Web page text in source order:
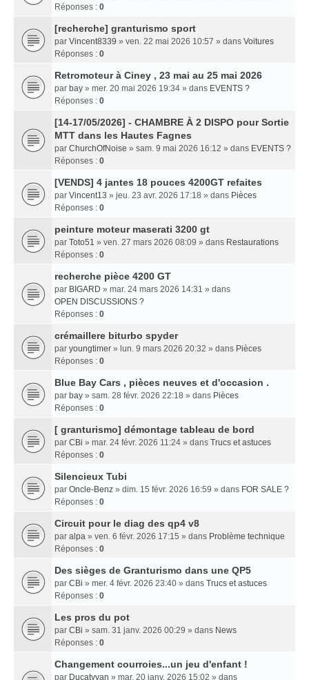
Réponses : 0
[recherche] granturismo sport
par Vincent8339 » ven. 22 mai 2026 10:57 » dans Voitures
Réponses : 0
Retromoteur à Ciney , 23 mai au 25 mai 2026
par bay » mer. 20 mai 2026 19:34 » dans EVENTS ?
Réponses : 0
[14-17/05/2026] - CHAMBRE À 2 DISPO pour Sortie
MTT dans les Hautes Fagnes
par ChurchOfNoise » sam. 9 mai 2026 16:12 » dans EVENTS ?
Réponses : 0
[VENDS] 4 jantes 18 pouces 4200GT refaites
par Vincent13 » jeu. 23 avr. 2026 17:18 » dans Pièces
Réponses : 0
peinture moteur maserati 3200 gt
par Toto51 » ven. 27 mars 2026 08:09 » dans Restaurations
Réponses : 0
recherche pièce 4200 GT
par BIGARD » mar. 24 mars 2026 14:31 » dans
OPEN DISCUSSIONS ?
Réponses : 0
crémaillere biturbo spyder
par youngtimer » lun. 9 mars 2026 20:32 » dans Pièces
Réponses : 0
Blue Bay Cars , pièces neuves et d'occasion .
par bay » sam. 28 févr. 2026 22:18 » dans Pièces
Réponses : 0
[ granturismo] démontage tableau de bord
par CBi » mar. 24 févr. 2026 11:24 » dans Trucs et astuces
Réponses : 0
Silencieux Tubi
par Oncle-Benz » dim. 15 févr. 2026 16:59 » dans FOR SALE ?
Réponses : 0
Circuit pour le diag des qp4 v8
par alpa » ven. 6 févr. 2026 17:15 » dans Problème technique
Réponses : 0
Des sièges de Granturismo dans une QP5
par CBi » mer. 4 févr. 2026 23:40 » dans Trucs et astuces
Réponses : 0
Les pros du pot
par CBi » sam. 31 janv. 2026 00:29 » dans News
Réponses : 0
Changement courroies...un jeu d'enfant !
par Ducatyvan » mar. 20 janv. 2026 15:02 » dans